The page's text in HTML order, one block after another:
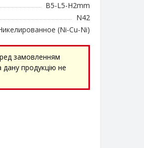
B5-L5-H2mm
N42
(Ni-Cu-Ni)
замовленням
продукцію не